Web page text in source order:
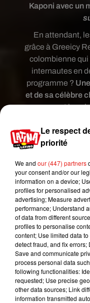
Kaponi avec un
En attendant,
grâce à Greeicy
colombienne qui
internautes en
programme ?
et de sa célèbre
on peut le
porte
exagère sur les
habituellement
Voir cette
Le respect
priorité
We and our (447) partners
your consent and/or our
information on a device;
profiles for personalised
advertising; Measure
performance; Understand
of data from different
profiles to personalise
content; Use limited data
detect fraud, and fix
Save and communicate
process personal data
following functionalities:
requested; Use precise
other data sources; Link
information transmitted